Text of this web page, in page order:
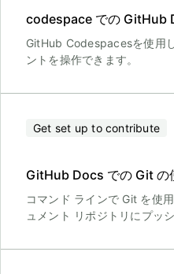
codespace での GitHub
GitHub Codespacesを使用
ントを操作できます。
Get set up to contribute
GitHub Docs での Git の
コマンド ラインで Git を使
ュメント リポジトリにプッ